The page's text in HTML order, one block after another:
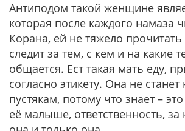
Антиподом такой женщине
которая после каждого намаза
Корана, ей не тяжело
следит за тем, с кем и на какие
общается. Ест такая мать еду,
согласно этикету. Она не
пустякам, потому что знает –
её малыше, ответственность, за